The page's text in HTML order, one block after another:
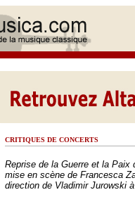
CRITIQUES DE CONCERTS
Reprise de la Guerre et la Paix
mise en scène de Francesca
direction de Vladimir Jurowski